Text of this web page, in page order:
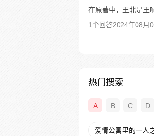
在原著中，王北是王
1个回答2024年08月
热门搜索
A B C D
爱情公寓里的一人